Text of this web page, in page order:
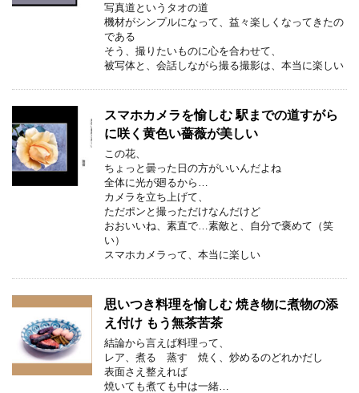
写真道というタオの道
機材がシンプルになって、益々楽しくなってきたの
である
そう、撮りたいものに心を合わせて、
被写体と、会話しながら撮る撮影は、本当に楽しい
スマホカメラを愉しむ 駅までの道すがら
に咲く黄色い薔薇が美しい
この花、
ちょっと曇った日の方がいいんだよね
全体に光が廻るから…
カメラを立ち上げて、
ただポンと撮っただけなんだけど
おおいいね、素直で…素敵と、自分で褒めて（笑
い）
スマホカメラって、本当に楽しい
思いつき料理を愉しむ 焼き物に煮物の添
え付け もう無茶苦茶
結論から言えば料理って、
レア、煮る 蒸す 焼く、炒めるのどれかだし
表面さえ整えれば
焼いても煮ても中は一緒…